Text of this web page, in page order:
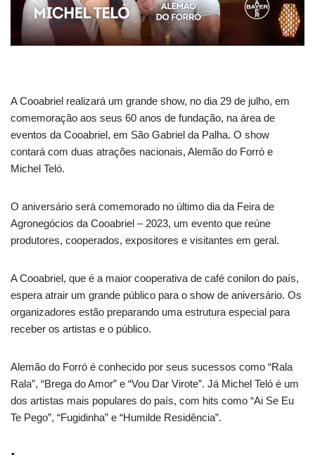
A Cooabriel realizará um grande show, no dia 29 de julho, em
comemoração aos seus 60 anos de fundação, na área de
eventos da Cooabriel, em São Gabriel da Palha. O show
contará com duas atrações nacionais, Alemão do Forró e
Michel Teló.
O aniversário será comemorado no último dia da Feira de
Agronegócios da Cooabriel – 2023, um evento que reúne
produtores, cooperados, expositores e visitantes em geral.
A Cooabriel, que é a maior cooperativa de café conilon do país,
espera atrair um grande público para o show de aniversário. Os
organizadores estão preparando uma estrutura especial para
receber os artistas e o público.
Alemão do Forró é conhecido por seus sucessos como “Rala
Rala”, “Brega do Amor” e “Vou Dar Virote”. Já Michel Teló é um
dos artistas mais populares do país, com hits como “Ai Se Eu
Te Pego”, “Fugidinha” e “Humilde Residência”.